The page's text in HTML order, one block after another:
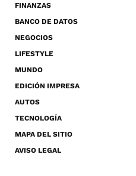
FINANZAS
BANCO DE DATOS
NEGOCIOS
LIFESTYLE
MUNDO
EDICIÓN IMPRESA
AUTOS
TECNOLOGÍA
MAPA DEL SITIO
AVISO LEGAL